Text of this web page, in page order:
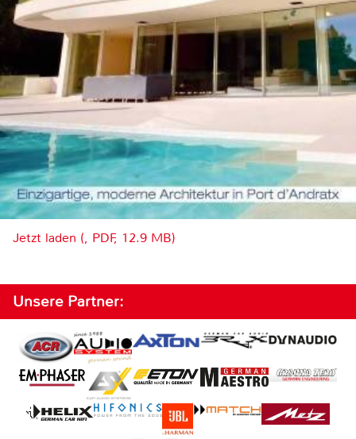
Jetzt laden (, PDF, 12.9 MB)
Unsere Partner: